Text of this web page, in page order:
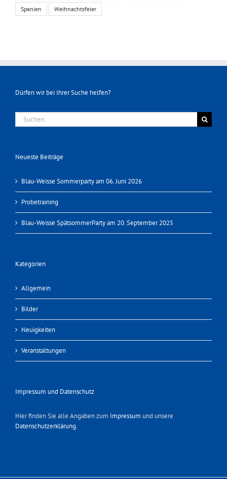
Spanien Weihnachtsfeier
Dürfen wir bei Ihrer Suche helfen?
Suche
nach:
Neueste Beiträge
Blau-Weisse Sommerparty am 06. Juni 2026
Probetraining
Blau-Weisse SpätsommerParty am 20. September 2025
Kategorien
Allgemein
Bilder
Neuigkeiten
Veranstaltungen
Impressum und Datenschutz
Hier finden Sie alle Angaben zum Impressum und unsere
Datenschutzerklärung.